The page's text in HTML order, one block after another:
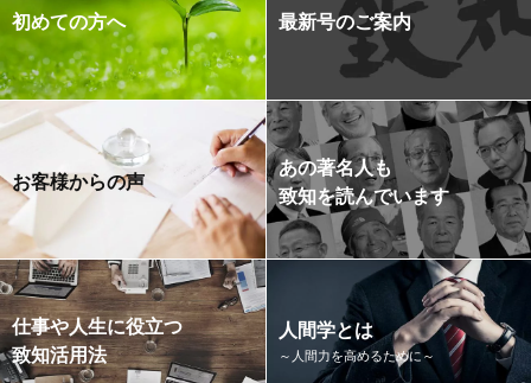
初めての方へ 最新号のご案内
お客様からの声
あの著名人も
致知を読んでいます
仕事や人生に役立つ
致知活用法
人間学とは
～人間力を高めるために～